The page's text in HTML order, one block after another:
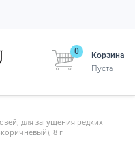
Корзина
0
Пуста
для загущения редких
8 г